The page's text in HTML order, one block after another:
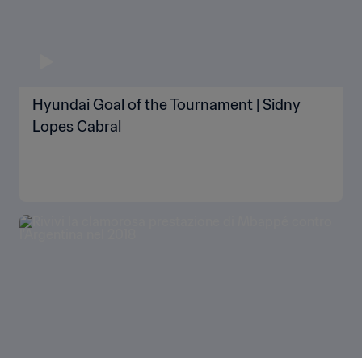
Hyundai Goal of the Tournament | Sidny
Lopes Cabral